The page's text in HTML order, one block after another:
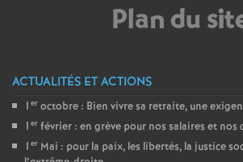
Plan du
ACTUALITÉS ET ACTIONS
1 er octobre : Bien vivre sa retraite, une
1 er février : en grève pour nos salaires et
1 er Mai : pour la paix, les libertés, la justice